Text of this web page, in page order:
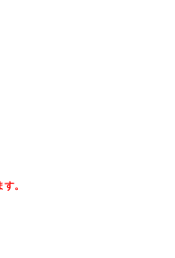
。